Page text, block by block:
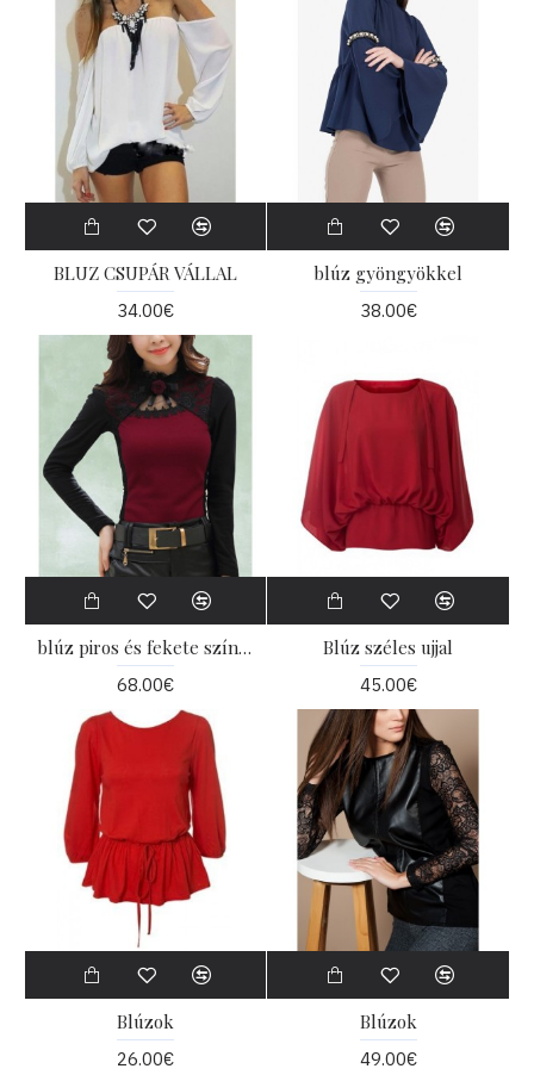
BLUZ CSUPÁR VÁLLAL
34.00€
blúz gyöngyökkel
38.00€
blúz piros és fekete színben
68.00€
Blúz széles ujjal
45.00€
Blúzok
26.00€
Blúzok
49.00€